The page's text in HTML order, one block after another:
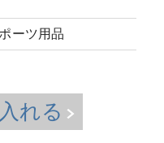
ーツ用品
れる